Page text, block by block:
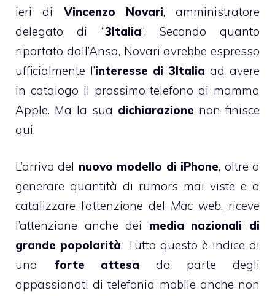
ieri diVincenzo Novari, amministratore
delegato di “3Italia“. Secondo quanto
riportato dall’Ansa, Novari avrebbe espresso
ufficialmente l’interesse di 3Italia ad avere
in catalogo il prossimo telefono di mamma
Apple. Ma la sua dichiarazione non finisce
qui.
L’arrivo del nuovo modello di iPhone, oltre a
generare quantità di rumors mai viste e a
catalizzare l’attenzione del Mac web, riceve
l’attenzione anche dei media nazionali di
grande popolarità. Tutto questo è indice di
una forte attesa da parte degli
appassionati di telefonia mobile anche non